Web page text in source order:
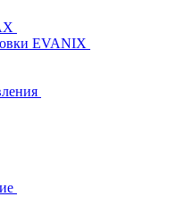
EVANIX